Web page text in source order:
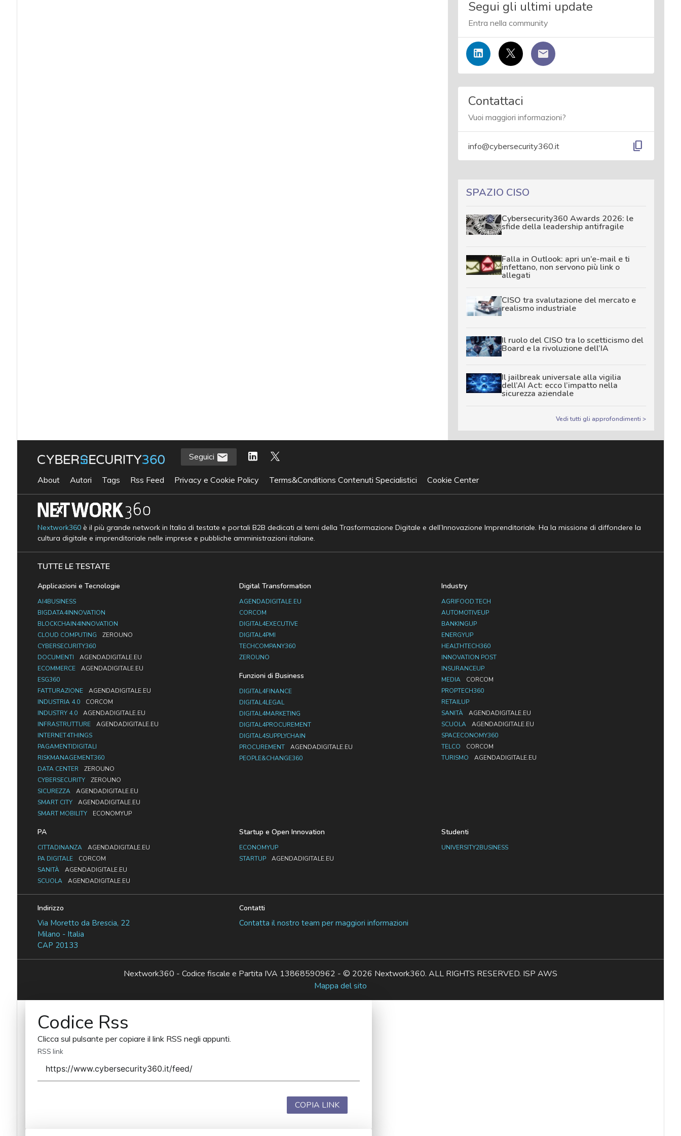
Segui gli ultimi update
Entra nella community
Contattaci
Vuoi maggiori informazioni?
info@cybersecurity360.it content_copy
SPAZIO CISO
Cybersecurity360 Awards 2026: le
sfide della leadership antifragile
Falla in Outlook: apri un’e-mail e ti
infettano, non servono più link o
allegati
CISO tra svalutazione del mercato e
realismo industriale
Il ruolo del CISO tra lo scetticismo del
Board e la rivoluzione dell’IA
Il jailbreak universale alla vigilia
dell’AI Act: ecco l’impatto nella
sicurezza aziendale
Vedi tutti gli approfondimenti >
Seguici
About Autori Tags Rss Feed Privacy e Cookie Policy Terms&Conditions Contenuti Specialistici Cookie Center
Nextwork360è il più grande network in Italia di testate e portali B2B dedicati ai temi della Trasformazione Digitale e dell’Innovazione Imprenditoriale. Ha la missione di diffondere la
cultura digitale e imprenditoriale nelle imprese e pubbliche amministrazioni italiane.
TUTTE LE TESTATE
Applicazioni e Tecnologie
AI4BUSINESS
BIGDATA4INNOVATION
BLOCKCHAIN4INNOVATION
CLOUD COMPUTING
ZEROUNO
CYBERSECURITY360
DOCUMENTI
AGENDADIGITALE.EU
ECOMMERCE
AGENDADIGITALE.EU
ESG360
FATTURAZIONE
AGENDADIGITALE.EU
INDUSTRIA 4.0
CORCOM
INDUSTRY 4.0
AGENDADIGITALE.EU
INFRASTRUTTURE
AGENDADIGITALE.EU
INTERNET4THINGS
PAGAMENTIDIGITALI
RISKMANAGEMENT360
DATA CENTER
ZEROUNO
CYBERSECURITY
ZEROUNO
SICUREZZA
AGENDADIGITALE.EU
SMART CITY
AGENDADIGITALE.EU
SMART MOBILITY
ECONOMYUP
Digital Transformation
AGENDADIGITALE.EU
CORCOM
DIGITAL4EXECUTIVE
DIGITAL4PMI
TECHCOMPANY360
ZEROUNO
Funzioni di Business
DIGITAL4FINANCE
DIGITAL4LEGAL
DIGITAL4MARKETING
DIGITAL4PROCUREMENT
DIGITAL4SUPPLYCHAIN
PROCUREMENT
AGENDADIGITALE.EU
PEOPLE&CHANGE360
Industry
AGRIFOOD.TECH
AUTOMOTIVEUP
BANKINGUP
ENERGYUP
HEALTHTECH360
INNOVATION POST
INSURANCEUP
MEDIA
CORCOM
PROPTECH360
RETAILUP
SANITÀ
AGENDADIGITALE.EU
SCUOLA
AGENDADIGITALE.EU
SPACECONOMY360
TELCO
CORCOM
TURISMO
AGENDADIGITALE.EU
PA
CITTADINANZA
AGENDADIGITALE.EU
PA DIGITALE
CORCOM
SANITÀ
AGENDADIGITALE.EU
SCUOLA
AGENDADIGITALE.EU
Startup e Open Innovation
ECONOMYUP
STARTUP
AGENDADIGITALE.EU
Studenti
UNIVERSITY2BUSINESS
Indirizzo
Via Moretto da Brescia, 22
Milano - Italia
CAP 20133
Contatti
Contatta il nostro team per maggiori informazioni
Nextwork360 - Codice fiscale e Partita IVA 13868590962 - © 2026 Nextwork360. ALL RIGHTS RESERVED. ISP AWS
Mappa del sito
Codice Rss
Clicca sul pulsante per copiare il link RSS negli appunti.
RSS link
COPIA LINK